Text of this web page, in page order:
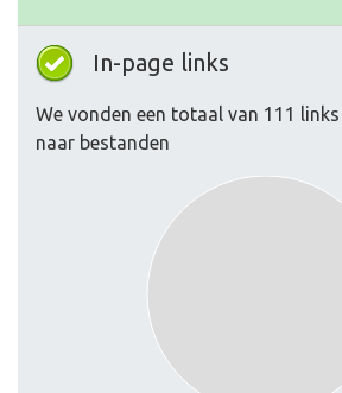
In-page links
We vonden een totaal van 111
naar bestanden